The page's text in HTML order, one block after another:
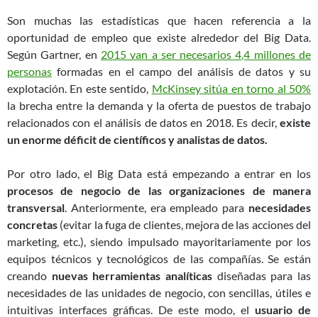
Son muchas las estadísticas que hacen referencia a la
oportunidad de empleo que existe alrededor del Big Data.
Según Gartner, en 2015 van a ser necesarios 4,4 millones de
personas formadas en el campo del análisis de datos y su
explotación. En este sentido, McKinsey sitúa en torno al 50%
la brecha entre la demanda y la oferta de puestos de trabajo
relacionados con el análisis de datos en 2018. Es decir, existe
un enorme déficit de científicos y analistas de datos.
Por otro lado, el Big Data está empezando a entrar en los
procesos de negocio de las organizaciones de manera
transversal. Anteriormente, era empleado para necesidades
concretas (evitar la fuga de clientes, mejora de las acciones del
marketing, etc.), siendo impulsado mayoritariamente por los
equipos técnicos y tecnológicos de las compañías. Se están
creando nuevas herramientas analíticas diseñadas para las
necesidades de las unidades de negocio, con sencillas, útiles e
intuitivas interfaces gráficas. De este modo, el usuario de